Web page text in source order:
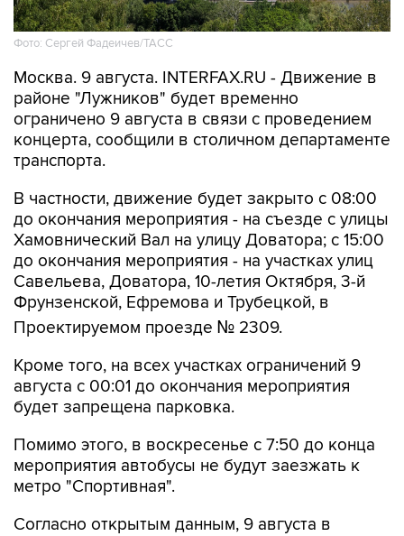
Фото: Сергей Фадеичев/ТАСС
Москва. 9 августа. INTERFAX.RU - Движение в
ограничено 9 августа в связи с проведением
концерта, сообщили в столичном департаменте
транспорта.
В частности, движение будет закрыто с 08:00
Хамовнический Вал на улицу Доватора; с 15:00
до окончания мероприятия - на участках улиц
Савельева, Доватора, 10-летия Октября, 3-й
Фрунзенской, Ефремова и Трубецкой, в
Проектируемом проезде № 2309.
Кроме того, на всех участках ограничений 9
будет запрещена парковка.
Помимо этого, в воскресенье с 7:50 до конца
метро "Спортивная".
Согласно открытым данным, 9 августа в
российских певиц Евы Власовой и Bearwolf.